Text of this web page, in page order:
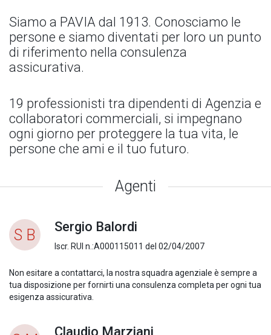
Siamo a PAVIA dal 1913. Conosciamo le
persone e siamo diventati per loro un punto
di riferimento nella consulenza
assicurativa.
19 professionisti tra dipendenti di Agenzia e
collaboratori commerciali, si impegnano
ogni giorno per proteggere la tua vita, le
persone che ami e il tuo futuro.
Agenti
S B Sergio Balordi
Iscr. RUI n.:A000115011 del 02/04/2007
Non esitare a contattarci, la nostra squadra agenziale è sempre a
tua disposizione per fornirti una consulenza completa per ogni tua
esigenza assicurativa.
Claudio Marziani